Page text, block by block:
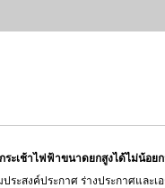
ระเช้าไฟฟ้าขนาดยกสูงได้ไม่น้อ
ระสงค์ประกาศ ร่างประกาศและ